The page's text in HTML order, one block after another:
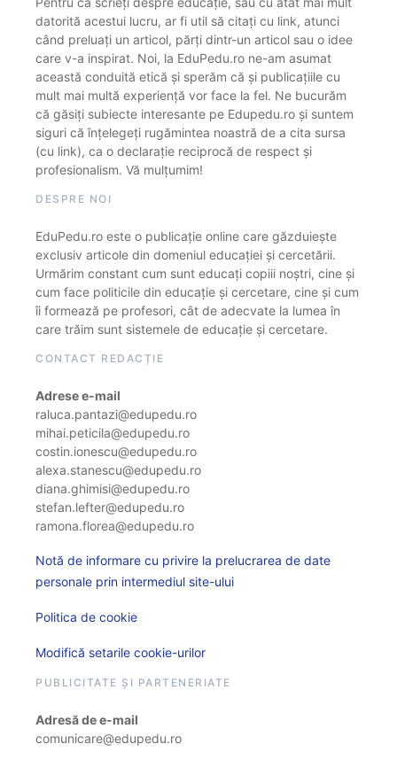
datorită acestui lucru, ar fi util să citați cu link, atunci
când preluați un articol, părți dintr-un articol sau o idee
care v-a inspirat. Noi, la EduPedu.ro ne-am asumat
această conduită etică și sperăm că și publicațiile cu
mult mai multă experiență vor face la fel. Ne bucurăm
că găsiți subiecte interesante pe Edupedu.ro și suntem
siguri că înțelegeți rugămintea noastră de a cita sursa
(cu link), ca o declarație reciprocă de respect și
profesionalism. Vă mulțumim!
DESPRE NOI
EduPedu.ro este o publicație online care găzduiește
exclusiv articole din domeniul educației și cercetării.
Urmărim constant cum sunt educați copiii noștri, cine și
cum face politicile din educație și cercetare, cine și cum
îi formează pe profesori, cât de adecvate la lumea în
care trăim sunt sistemele de educație și cercetare.
CONTACT REDACȚIE
Adrese e-mail
raluca.pantazi@edupedu.ro
mihai.peticila@edupedu.ro
costin.ionescu@edupedu.ro
alexa.stanescu@edupedu.ro
diana.ghimisi@edupedu.ro
stefan.lefter@edupedu.ro
ramona.florea@edupedu.ro
Notă de informare cu privire la prelucrarea de date
personale prin intermediul site-ului
Politica de cookie
Modifică setarile cookie-urilor
PUBLICITATE ȘI PARTENERIATE
Adresă de e-mail
comunicare@edupedu.ro